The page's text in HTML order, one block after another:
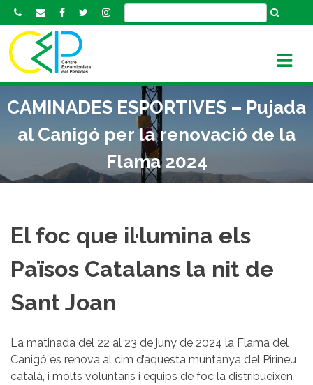
k
e
CAMINADES ESPORTIVES – Pujada
al Canigó per la renovació de la
Flama 2024
El foc que il·lumina els
Països Catalans la nit de
Sant Joan
La matinada del 22 al 23 de juny de 2024 la Flama del
Canigó es renova al cim d’aquesta muntanya del Pirineu
català, i molts voluntaris i equips de foc la distribueixen